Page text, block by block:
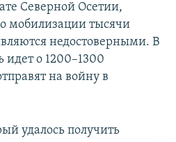
Северной Осетии,
о мобилизации тысячи
недостоверными. В
идет о 1200–1300
на войну в
удалось получить